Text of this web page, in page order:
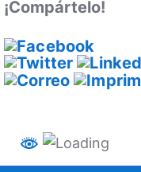
¡Compártelo!